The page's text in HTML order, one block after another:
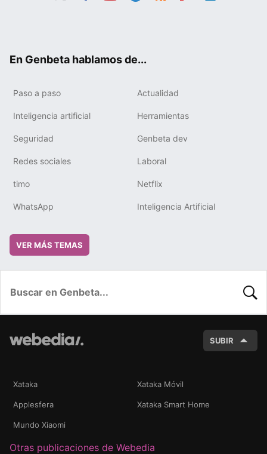
En Genbeta hablamos de...
Paso a paso Actualidad
Inteligencia artificial Herramientas
Seguridad Genbeta dev
Redes sociales Laboral
timo Netflix
WhatsApp Inteligencia Artificial
VER MÁS TEMAS
SUBIR
Xataka Xataka Móvil
Applesfera Xataka Smart Home
Mundo Xiaomi
Otras publicaciones de Webedia